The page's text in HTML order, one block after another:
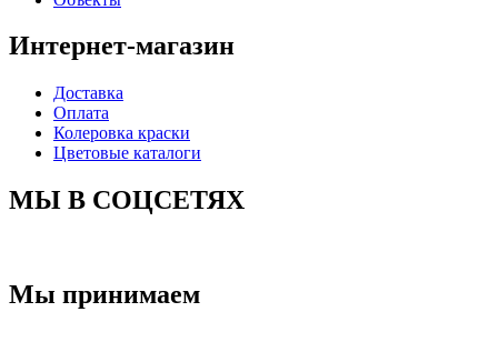
Интернет-магазин
Доставка
Оплата
Колеровка краски
Цветовые каталоги
МЫ В СОЦСЕТЯХ
Мы принимаем